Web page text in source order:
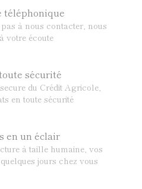
téléphonique
à nous contacter, nous
votre écoute
sécurité
du Crédit Agricole,
en toute sécurité
en un éclair
à taille humaine, vos
jours chez vous